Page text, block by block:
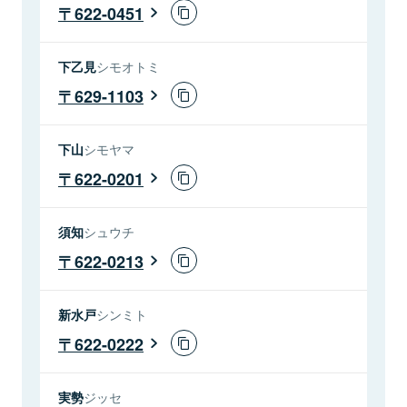
622-0451
下乙見シモオトミ
629-1103
下山シモヤマ
622-0201
須知シュウチ
622-0213
新水戸シンミト
622-0222
実勢ジッセ